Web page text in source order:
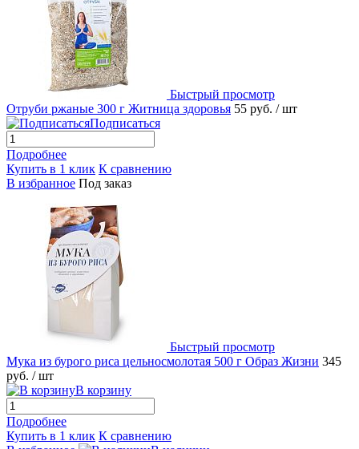
Быстрый просмотр
Отруби ржаные 300 г Житница здоровья 55 руб. / шт
Подписаться
Подробнее
Купить в 1 клик К сравнению
В избранное Под заказ
Быстрый просмотр
Мука из бурого риса цельносмолотая 500 г Образ Жизни 345
руб. / шт
В корзину
Подробнее
Купить в 1 клик К сравнению